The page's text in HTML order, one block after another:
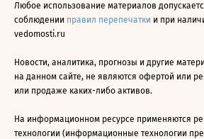
Любое использование материалов
соблюдении правил перепечатки и при
vedomosti.ru
Новости, аналитика, прогнозы и другие
на данном сайте, не являются офертой или
или продаже каких-либо активов.
На информационном ресурсе применяются
технологии (информационные технологии